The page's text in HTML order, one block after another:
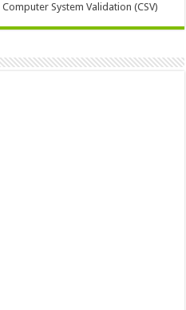
System Validation (CSV)